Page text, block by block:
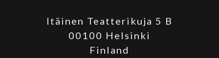
Itäinen Teatterikuja 5 B
00100 Helsinki
Finland